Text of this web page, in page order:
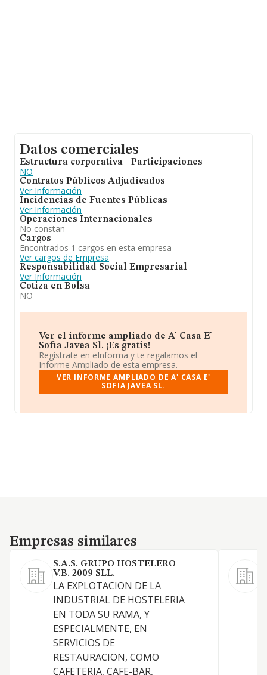
Datos comerciales
Estructura corporativa - Participaciones
NO
Contratos Públicos Adjudicados
Ver Información
Incidencias de Fuentes Públicas
Ver Información
Operaciones Internacionales
No constan
Cargos
Encontrados 1 cargos en esta empresa
Ver cargos de Empresa
Responsabilidad Social Empresarial
Ver Información
Cotiza en Bolsa
NO
Ver el informe ampliado de A' Casa E'
Sofia Javea Sl. ¡Es gratis!
Regístrate en eInforma y te regalamos el
Informe Ampliado de esta empresa.
VER INFORME AMPLIADO DE A' CASA E'
SOFIA JAVEA SL.
Empresas similares
Empresas similares
S.A.S. GRUPO HOSTELERO
V.B. 2009 SLL.
LA EXPLOTACION DE LA
INDUSTRIAL DE HOSTELERIA
EN TODA SU RAMA, Y
ESPECIALMENTE, EN
SERVICIOS DE
RESTAURACION, COMO
CAFETERIA, CAFE-BAR,